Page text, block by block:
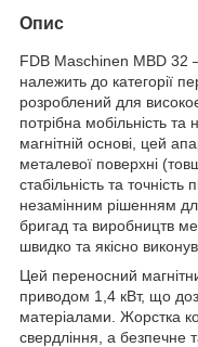
Опис
FDB Maschinen MBD 32
належить до категорії
розроблений для
потрібна мобільність та
магнітній основі, цей
металевої поверхні
стабільність та
незамінним рішенням
бригад та виробництв
швидко та якісно
Цей переносний
приводом 1,4 кВт, що
матеріалами. Жорстка
свердління, а безпечне